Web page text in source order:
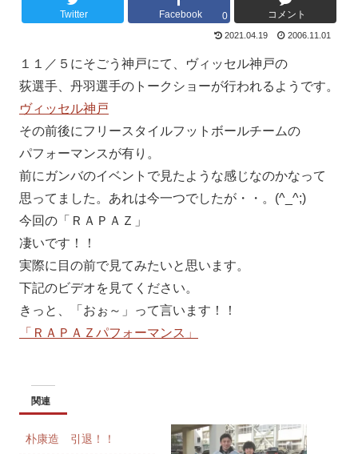
Twitter Facebook 0 コメント
2021.04.19 2006.11.01
１１／５にそごう神戸にて、ヴィッセル神戸の
荻選手、丹羽選手のトークショーが行われるようです。
ヴィッセル神戸
その前後にフリースタイルフットボールチームの
パフォーマンスが有り。
前にガンバのイベントで見たような感じなのかなって
思ってました。あれは今一つでしたが・・。(^_^;)
今回の「ＲＡＰＡＺ」
凄いです！！
実際に目の前で見てみたいと思います。
下記のビデオを見てください。
きっと、「おぉ～」って言います！！
「ＲＡＰＡＺパフォーマンス」
関連
朴康造 引退！！